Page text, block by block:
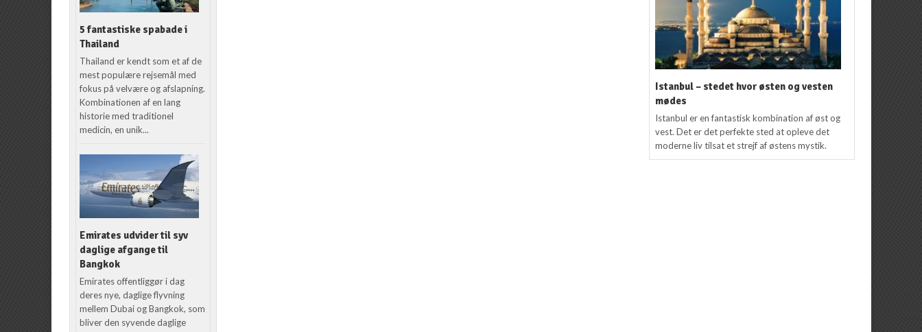
5 fantastiske spabade i
Thailand
Thailand er kendt som et af de
mest populære rejsemål med
fokus på velvære og afslapning.
Kombinationen af en lang
historie med traditionel
medicin, en unik...
Emirates udvider til syv
daglige afgange til
Bangkok
Emirates offentliggør i dag
deres nye, daglige flyvning
mellem Dubai og Bangkok, som
bliver den syvende daglige
Istanbul – stedet hvor østen og vesten
mødes
Istanbul er en fantastisk kombination af øst og
vest. Det er det perfekte sted at opleve det
moderne liv tilsat et strejf af østens mystik.